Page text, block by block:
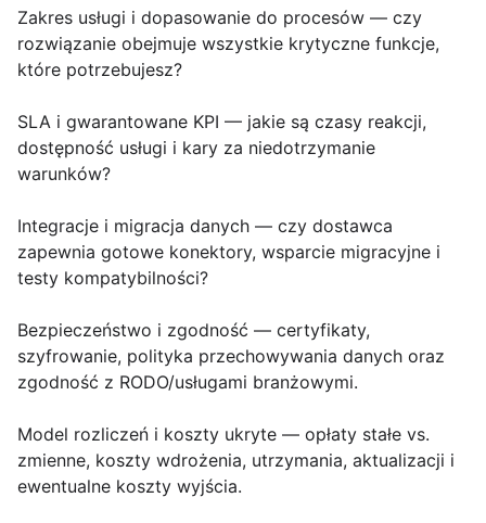
Zakres usługi i dopasowanie do procesów — czy
rozwiązanie obejmuje wszystkie krytyczne funkcje,
które potrzebujesz?
SLA i gwarantowane KPI — jakie są czasy reakcji,
dostępność usługi i kary za niedotrzymanie
warunków?
Integracje i migracja danych — czy dostawca
zapewnia gotowe konektory, wsparcie migracyjne i
testy kompatybilności?
Bezpieczeństwo i zgodność — certyfikaty,
szyfrowanie, polityka przechowywania danych oraz
zgodność z RODO/usługami branżowymi.
Model rozliczeń i koszty ukryte — opłaty stałe vs.
zmienne, koszty wdrożenia, utrzymania, aktualizacji i
ewentualne koszty wyjścia.